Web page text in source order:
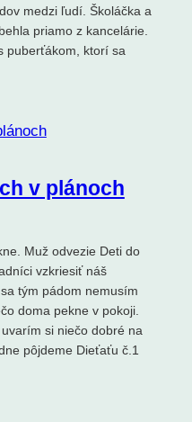
medzi ľudí. Školáčka a
priamo z kancelárie.
puberťákom, ktorí sa
v plánoch
Muž odvezie Deti do
vzkriesiť náš
tým pádom nemusím
doma pekne v pokoji.
si niečo dobré na
pôjdeme Dieťaťu č.1